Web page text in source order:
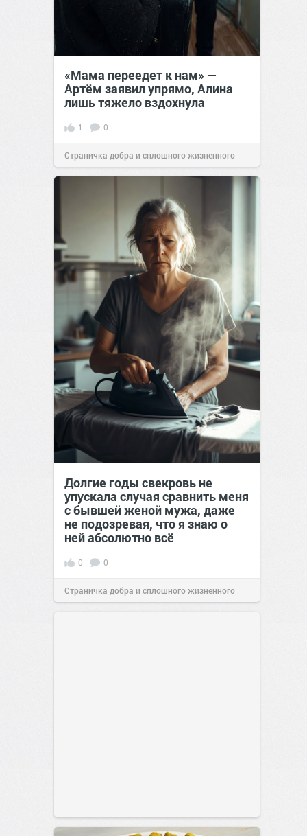
«Мама переедет к нам» —
Артём заявил упрямо, Алина
лишь тяжело вздохнула
1 0
Страничка добра и сплошного жизненного
позитива!00:28Вчера
Долгие годы свекровь не
упускала случая сравнить меня
с бывшей женой мужа, даже
не подозревая, что я знаю о
ней абсолютно всё
0 0
Страничка добра и сплошного жизненного